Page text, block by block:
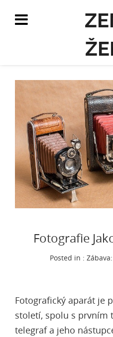
Fotografie
Posted in : Zábava:
Fotografický aparát je
století, spolu s prvním
telegraf a jeho